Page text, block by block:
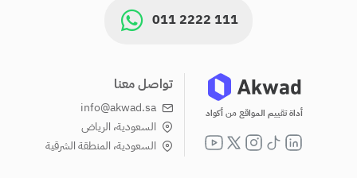
011 2222 111
أداة تقييم المواقع من أكواد
تواصل معنا
info@akwad.sa
السعودية، الرياض
السعودية، المنطقة الشرقية